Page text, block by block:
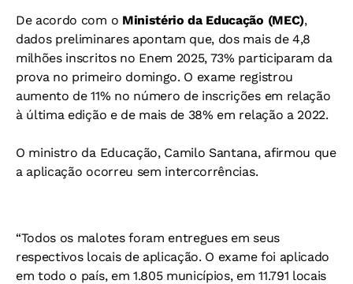
De acordo com o Ministério da Educação (MEC),
dados preliminares apontam que, dos mais de 4,8
milhões inscritos no Enem 2025, 73% participaram da
prova no primeiro domingo. O exame registrou
aumento de 11% no número de inscrições em relação
à última edição e de mais de 38% em relação a 2022.
O ministro da Educação, Camilo Santana, afirmou que
a aplicação ocorreu sem intercorrências.
“Todos os malotes foram entregues em seus
respectivos locais de aplicação. O exame foi aplicado
em todo o país, em 1.805 municípios, em 11.791 locais